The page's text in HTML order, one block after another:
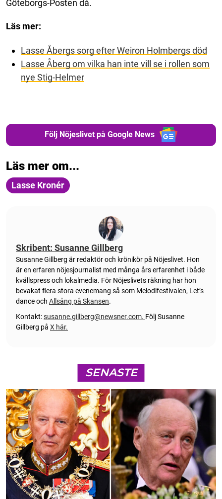
Göteborgs-Posten då.
Läs mer:
Lasse Åbergs sorg efter Weiron Holmbergs död
Lasse Åberg om vilka han inte vill se i rollen som
nye Stig-Helmer
Följ Nöjeslivet på Google News
Läs mer om...
Lasse Kronér
Skribent: Susanne Gillberg
Susanne Gillberg är redaktör och krönikör på Nöjeslivet. Hon
är en erfaren nöjesjournalist med många års erfarenhet i både
kvällspress och lokalmedia. För Nöjeslivets räkning har hon
bevakat flera stora evenemang så som Melodifestivalen, Let’s
dance och Allsång på Skansen.
Kontakt:susanne.gillberg@newsner.com. Följ Susanne
Gillberg på X här.
SENASTE